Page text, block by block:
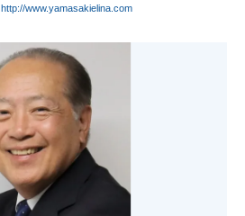
http://www.yamasakielina.com